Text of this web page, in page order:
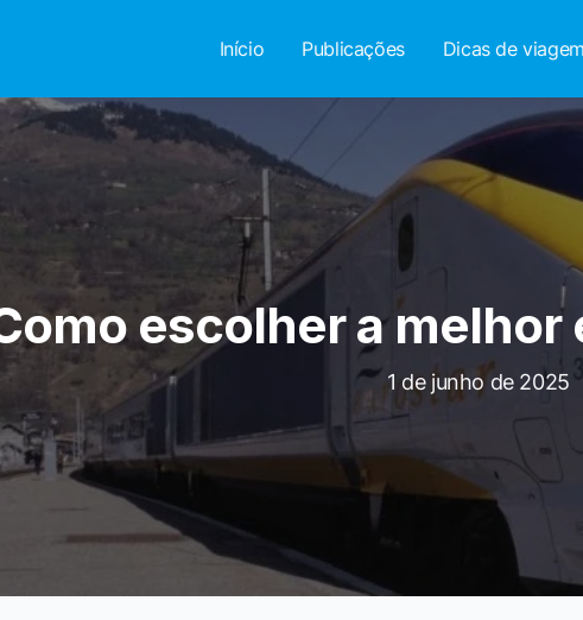
Início Publicações Dicas de viagem
escolher a melhor
1 de junho de 2025